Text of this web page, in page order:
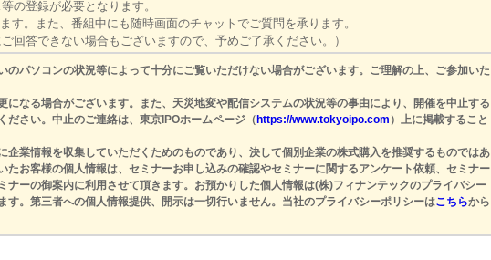
の登録が必要となります。
す。また、番組中にも随時画面のチャットでご質問を承ります。
回答できない場合もございますので、予めご了承ください。）
のパソコンの状況等によって十分にご覧いただけない場合がございます。ご理解の上、ご参加いた
になる場合がございます。また、天災地変や配信システムの状況等の事由により、開催を中止する
ださい。中止のご連絡は、東京IPOホームページ（ https://www.tokyoipo.com ）上に掲載すること
企業情報を収集していただくためのものであり、決して個別企業の株式購入を推奨するものではあ
たお客様の個人情報は、セミナーお申し込みの確認やセミナーに関するアンケート依頼、セミナー
ナーの御案内に利用させて頂きます。お預かりした個人情報は(株)フィナンテックのプライバシー
す。第三者への個人情報提供、開示は一切行いません。当社のプライバシーポリシーはこちらから